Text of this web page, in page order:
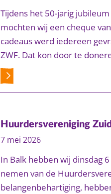
Tijdens het 50-jarig
mochten wij een cheque
cadeaus werd iedereen
ZWF. Dat kon door te
Huurdersvereniging
7 mei 2026
In Balk hebben wij dinsdag
nemen van de
belangenbehartiging,